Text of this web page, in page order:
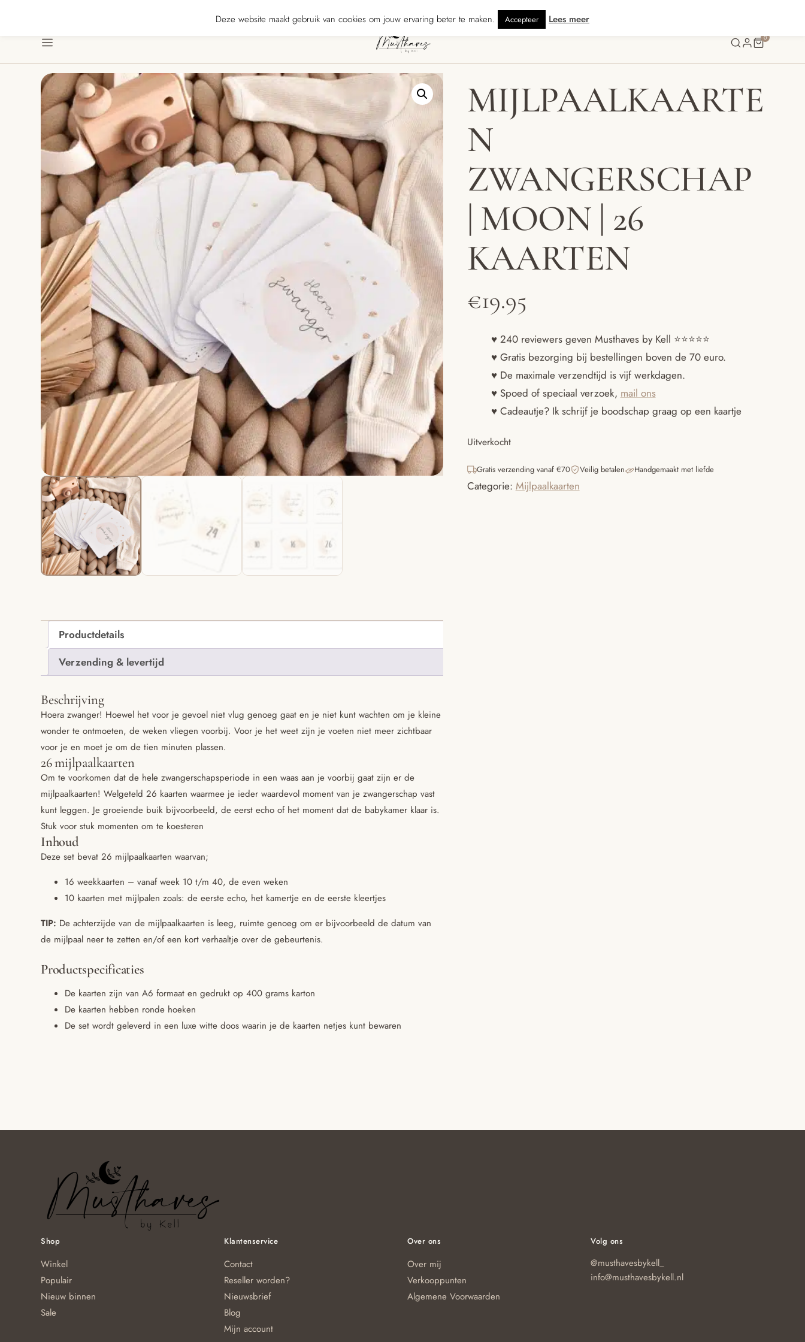
240 reviewers geven ons ★★★★★ · Gratis verzending vanaf € 70 · Gratis kaartje met je bestelling • Verzonden
Menu
0
MIJLPAALKAARTE
N
ZWANGERSCHAP
| MOON | 26
KAARTEN
€19.95
♥ 240 reviewers geven Musthaves by Kell ⭐️⭐️⭐️⭐️⭐️
♥ Gratis bezorging bij bestellingen boven de 70 euro.
♥ De maximale verzendtijd is vijf werkdagen.
♥ Spoed of speciaal verzoek, mail ons
♥ Cadeautje? Ik schrijf je boodschap graag op een kaartje
Uitverkocht
Gratis verzending vanaf €70 Veilig betalen Handgemaakt met liefde
Categorie: Mijlpaalkaarten
Productdetails
Verzending & levertijd
Beschrijving
Hoera zwanger! Hoewel het voor je gevoel niet vlug genoeg gaat en je niet kunt wachten om je kleine
wonder te ontmoeten, de weken vliegen voorbij. Voor je het weet zijn je voeten niet meer zichtbaar
voor je en moet je om de tien minuten plassen.
26 mijlpaalkaarten
Om te voorkomen dat de hele zwangerschapsperiode in een waas aan je voorbij gaat zijn er de
mijlpaalkaarten! Welgeteld 26 kaarten waarmee je ieder waardevol moment van je zwangerschap vast
kunt leggen. Je groeiende buik bijvoorbeeld, de eerst echo of het moment dat de babykamer klaar is.
Stuk voor stuk momenten om te koesteren
Inhoud
Deze set bevat 26 mijlpaalkaarten waarvan;
16 weekkaarten – vanaf week 10 t/m 40, de even weken
10 kaarten met mijlpalen zoals: de eerste echo, het kamertje en de eerste kleertjes
TIP: De achterzijde van de mijlpaalkaarten is leeg, ruimte genoeg om er bijvoorbeeld de datum van
de mijlpaal neer te zetten en/of een kort verhaaltje over de gebeurtenis.
Productspecificaties
De kaarten zijn van A6 formaat en gedrukt op 400 grams karton
De kaarten hebben ronde hoeken
De set wordt geleverd in een luxe witte doos waarin je de kaarten netjes kunt bewaren
Shop
Winkel
Populair
Nieuw binnen
Sale
Klantenservice
Contact
Reseller worden?
Nieuwsbrief
Blog
Mijn account
Over ons
Over mij
Verkooppunten
Algemene Voorwaarden
Volg ons
@musthavesbykell_
info@musthavesbykell.nl
Deze website maakt gebruik van cookies om jouw ervaring beter te maken. Accepteer Lees meer